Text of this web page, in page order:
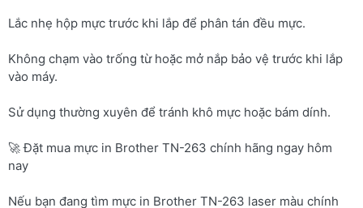
Lắc nhẹ hộp mực trước khi lắp để phân tán đều mực.
Không chạm vào trống từ hoặc mở nắp bảo vệ trước khi lắp
vào máy.
Sử dụng thường xuyên để tránh khô mực hoặc bám dính.
🚀 Đặt mua mực in Brother TN-263 chính hãng ngay hôm
nay
Nếu bạn đang tìm mực in Brother TN-263 laser màu chính